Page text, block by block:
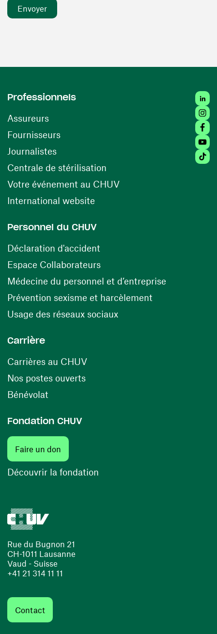
Rue du Bugnon 21
CH-1011 Lausanne
Vaud - Suisse
+41 21 314 11 11
Contact
Professionnels
Assureurs
Fournisseurs(ouvre une nouvelle fenêtre)
Journalistes
Centrale de stérilisation (ouvre une nouvelle
Votre événement au CHUV(ouvre une nouvelle
International website
Personnel du CHUV
Déclaration d'accident
Espace Collaborateurs(ouvre une nouvelle fenêtre)
Médecine du personnel et d’entreprise
Prévention sexisme et harcèlement
Usage des réseaux sociaux(ouvre une nouvelle
Carrière
Carrières au CHUV(ouvre une nouvelle fenêtre)
Nos postes ouverts(ouvre une nouvelle fenêtre)
Bénévolat
Fondation CHUV
Faire un don
Découvrir la fondation